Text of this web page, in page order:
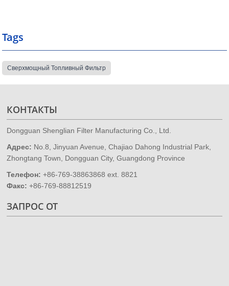
Tags
Сверхмощный Топливный Фильтр
КОНТАКТЫ
Dongguan Shenglian Filter Manufacturing Co., Ltd.
Адрес: No.8, Jinyuan Avenue, Chajiao Dahong Industrial Park,
Zhongtang Town, Dongguan City, Guangdong Province
Телефон: +86-769-38863868 ext. 8821
Факс: +86-769-88812519
ЗАПРОС ОТ